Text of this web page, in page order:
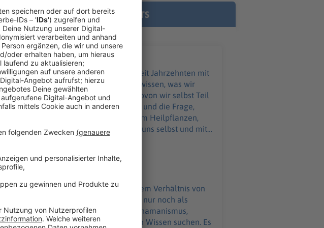
@matzehielscher Instagram:
matzehielscher LinkedIn:
in/matzehielscher/ YouTube: https://bit.ly/2MXRILN
hotelmatze1 Mein erstes Buch: https://bit.ly/39FtHQy
https://beherzt.net/matze
ANDERE PODCASTS
Natur?
wir zurück zur Natur?
und Autor, und er beschäftigt sich seit Jahrzehnten mit
Heiltraditionen. Ich wollte von ihm wissen, was wir
und nicht mehr als etwas, wovon wir selbst Teil
Wissenschaft, Seele, Stadt-Natur und die Frage,
von Wissen suchen. Es geht um Heilpflanzen,
was uns wieder mit der Natur, mit uns selbst und mit
Ein frühes Zeichen kann Wanderröte sein. Laut RKI
werden. Bei Verdacht: ärztlich abklären lassen.
Gesprächs nicht nachträglich verändert, möchten
bit.ly/4fMRb8I Wolf-Dieter Storl: „Ur-
sich seit Jahrzehnten mit dem Verhältnis von
was wir verlieren, wenn wir Natur nur noch als
Wir sprechen über Heilpflanzen, Schamanismus,
heute wieder nach alten Formen von Wissen suchen. Es